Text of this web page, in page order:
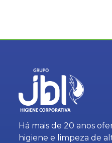
Há mais de 20 anos
higiene e limpeza de